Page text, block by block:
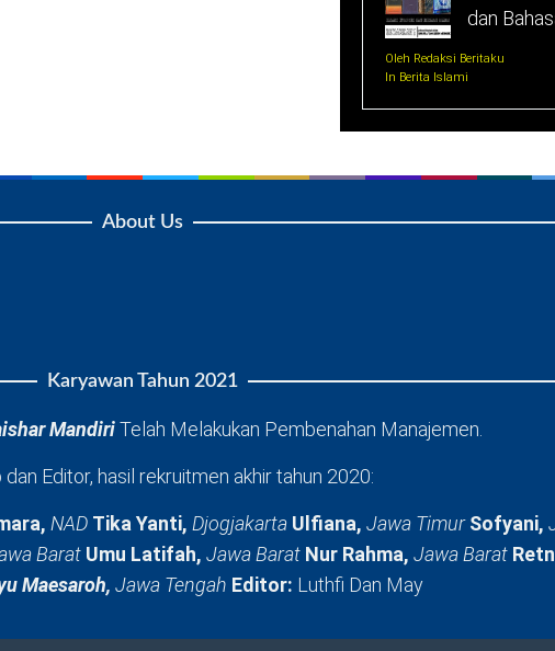
dan
Oleh Redaksi Beritaku
In Berita Islami
About Us
Karyawan Tahun 2021
MandiriTelah Melakukan Pembenahan Manajemen.
Editor, hasil rekruitmen akhir tahun 2020:
NAD Tika Yanti, Djogjakarta Ulfiana, Jawa TimurSofyani,
Barat Umu Latifah, Jawa Barat Nur Rahma, Jawa Barat
Maesaroh, Jawa Tengah Editor: Luthfi Dan May